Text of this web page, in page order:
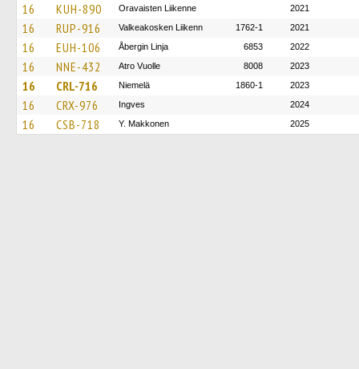
16 KUH-890 Oravaisten Liikenne 2021
16 RUP-916 Valkeakosken Liikenn 1762-1 2021
16 EUH-106 Åbergin Linja 6853 2022
16 NNE-432 Atro Vuolle 8008 2023
16 CRL-716 Niemelä 1860-1 2023
16 CRX-976 Ingves 2024
16 CSB-718 Y. Makkonen 2025